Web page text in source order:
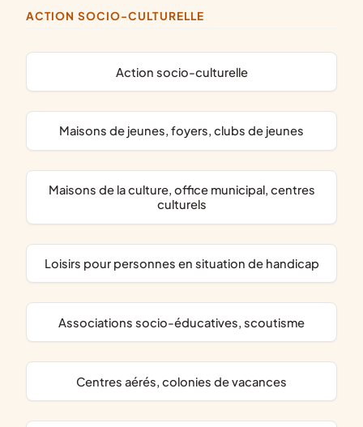
ACTION SOCIO-CULTURELLE
action socio-culturelle
maisons de jeunes, foyers, clubs de jeunes
maisons de la culture, office municipal, centres
culturels
loisirs pour personnes en situation de handicap
associations socio-éducatives, scoutisme
centres aérés, colonies de vacances